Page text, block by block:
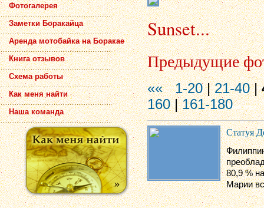
Фотогалерея
Заметки Боракайца
Аренда мотобайка на Боракае
Книга отзывов
Схема работы
Как меня найти
Наша команда
Sunset...
Предыдущие
«« 1-20|21-40|
160|161-180
Статуя
80,9 %
Марии